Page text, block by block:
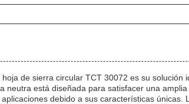
de sierra circular TCT 30072 es su solución
neutra está diseñada para satisfacer una
debido a sus características